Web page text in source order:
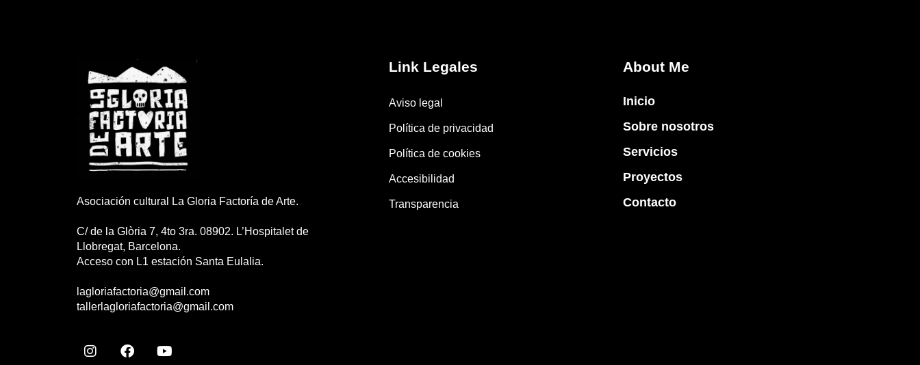
Asociación cultural La Gloria Factoría de Arte.
C/ de la Glòria 7, 4to 3ra. 08902. L’Hospitalet de
Llobregat, Barcelona.
Acceso con L1 estación Santa Eulalia.
lagloriafactoria@gmail.com
tallerlagloriafactoria@gmail.com
Link Legales
Aviso legal
Política de privacidad
Política de cookies
Accesibilidad
Transparencia
About Me
Inicio
Sobre nosotros
Servicios
Proyectos
Contacto